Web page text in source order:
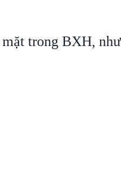
mặt trong BXH,